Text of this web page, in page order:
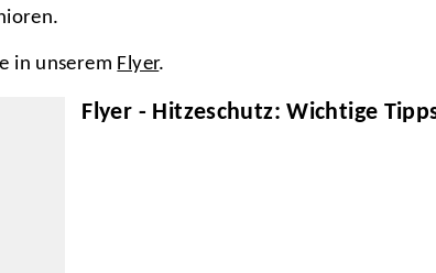
in unserem Flyer.
Flyer - Hitzeschutz: Wichtige